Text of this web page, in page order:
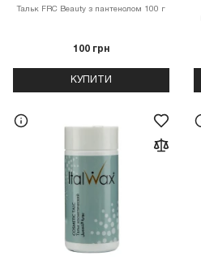
Тальк FRC Beauty з пантенолом 100 г
100 грн
КУПИТИ